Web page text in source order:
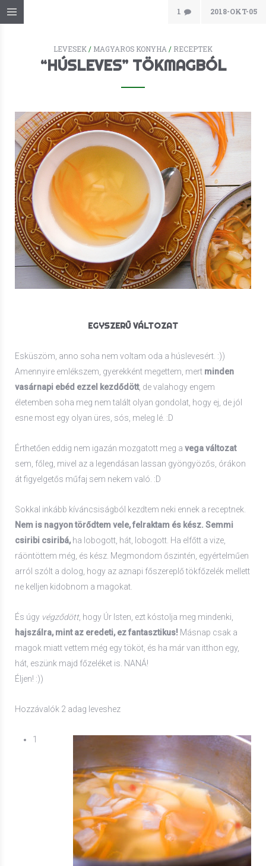
1 2018-OKT-05
LEVESEK / MAGYAROS KONYHA / RECEPTEK
“HÚSLEVES” TÖKMAGBÓL
EGYSZERŰ VÁLTOZAT
Esküszöm, anno soha nem voltam oda a húslevesért. :))
Amennyire emlékszem, gyerekként megettem, mert minden
vasárnapi ebéd ezzel kezdődött, de valahogy engem
életemben soha meg nem talált olyan gondolat, hogy ej, de jól
esne most egy olyan üres, sós, meleg lé. :D
Érthetően eddig nem igazán mozgatott meg a vega változat
sem, főleg, mivel az a legendásan lassan gyöngyözős, órákon
át figyelgetős műfaj sem nekem való. :D
Sokkal inkább kíváncsiságból kezdtem neki ennek a receptnek.
Nem is nagyon törődtem vele, felraktam és kész. Semmi
csiribi csiribá, ha lobogott, hát, lobogott. Ha elfőtt a vize,
ráöntöttem még, és kész. Megmondom őszintén, egyértelműen
arról szólt a dolog, hogy az aznapi főszereplő tökfőzelék mellett
ne kelljen kidobnom a magokat.
És úgy végződött, hogy Úr Isten, ezt kóstolja meg mindenki,
hajszálra, mint az eredeti, ez fantasztikus! Másnap csak a
magok miatt vettem még egy tököt, és ha már van itthon egy,
hát, eszünk majd főzeléket is. NANÁ!
Éljen! :))
Hozzávalók 2 adag leveshez
1